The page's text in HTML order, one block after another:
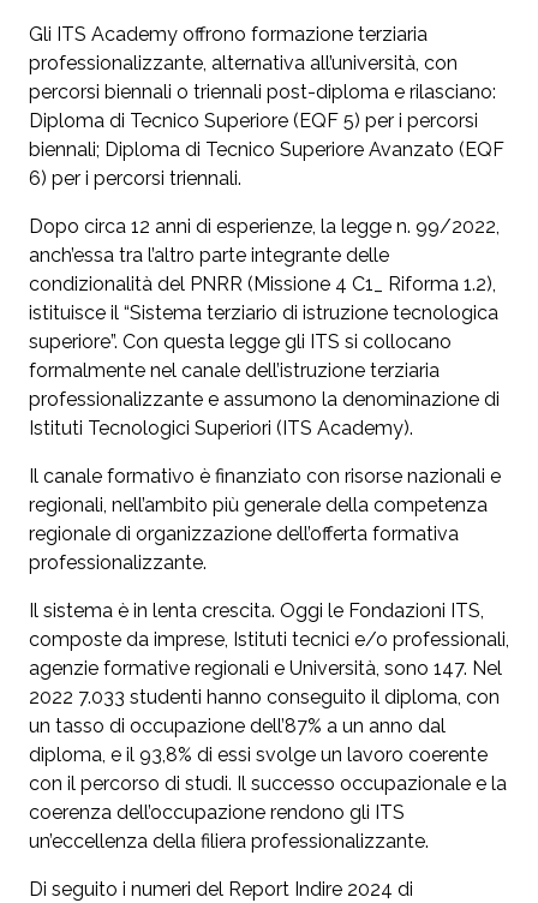
Gli ITS Academy offrono formazione terziaria
professionalizzante, alternativa all’università, con
percorsi biennali o triennali post-diploma e rilasciano:
Diploma di Tecnico Superiore (EQF 5) per i percorsi
biennali; Diploma di Tecnico Superiore Avanzato (EQF
6) per i percorsi triennali.
Dopo circa 12 anni di esperienze, la legge n. 99/2022,
anch’essa tra l’altro parte integrante delle
condizionalità del PNRR (Missione 4 C1_ Riforma 1.2),
istituisce il “Sistema terziario di istruzione tecnologica
superiore”. Con questa legge gli ITS si collocano
formalmente nel canale dell’istruzione terziaria
professionalizzante e assumono la denominazione di
Istituti Tecnologici Superiori (ITS Academy).
Il canale formativo è finanziato con risorse nazionali e
regionali, nell’ambito più generale della competenza
regionale di organizzazione dell’offerta formativa
professionalizzante.
Il sistema è in lenta crescita. Oggi le Fondazioni ITS,
composte da imprese, Istituti tecnici e/o professionali,
agenzie formative regionali e Università, sono 147. Nel
2022 7.033 studenti hanno conseguito il diploma, con
un tasso di occupazione dell’87% a un anno dal
diploma, e il 93,8% di essi svolge un lavoro coerente
con il percorso di studi. Il successo occupazionale e la
coerenza dell’occupazione rendono gli ITS
un’eccellenza della filiera professionalizzante.
Di seguito i numeri del Report Indire 2024 di